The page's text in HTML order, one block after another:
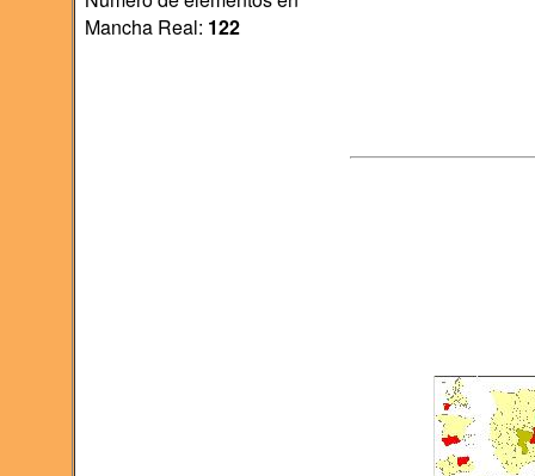
Mancha Real: 122